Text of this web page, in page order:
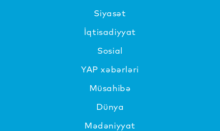
Siyasət
İqtisadiyyat
Sosial
YAP xəbərləri
Müsahibə
Dünya
Mədəniyyat